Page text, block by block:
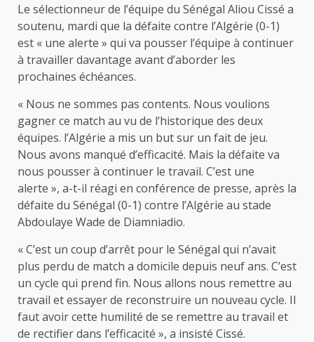
Le sélectionneur de l’équipe du Sénégal Aliou Cissé a
soutenu, mardi que la défaite contre l’Algérie (0-1)
est « une alerte » qui va pousser l’équipe à continuer
à travailler davantage avant d’aborder les
prochaines échéances.
« Nous ne sommes pas contents. Nous voulions
gagner ce match au vu de l’historique des deux
équipes. l’Algérie a mis un but sur un fait de jeu.
Nous avons manqué d’efficacité. Mais la défaite va
nous pousser à continuer le travail. C’est une
alerte », a-t-il réagi en conférence de presse, après la
défaite du Sénégal (0-1) contre l’Algérie au stade
Abdoulaye Wade de Diamniadio.
« C’est un coup d’arrêt pour le Sénégal qui n’avait
plus perdu de match a domicile depuis neuf ans. C’est
un cycle qui prend fin. Nous allons nous remettre au
travail et essayer de reconstruire un nouveau cycle. Il
faut avoir cette humilité de se remettre au travail et
de rectifier dans l’efficacité », a insisté Cissé.